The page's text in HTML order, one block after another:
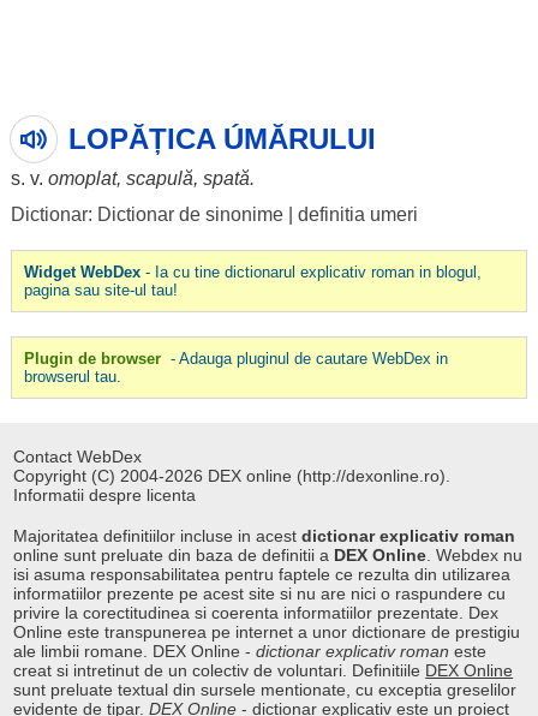
LOPĂȚICA ÚMĂRULUI
s. v. omoplat, scapulă, spată.
Dictionar: Dictionar de sinonime| definitia umeri
Widget WebDex- Ia cu tine dictionarul explicativ roman in blogul,
pagina sau site-ul tau!
Plugin de browser - Adauga pluginul de cautare WebDex in
browserul tau.
Contact WebDex
Copyright (C) 2004-2026 DEX online (http://dexonline.ro).
Informatii despre licenta
Majoritatea definitiilor incluse in acestdictionar explicativ roman
online sunt preluate din baza de definitii a DEX Online . Webdex nu
isi asuma responsabilitatea pentru faptele ce rezulta din utilizarea
informatiilor prezente pe acest site si nu are nici o raspundere cu
privire la corectitudinea si coerenta informatiilor prezentate. Dex
Online este transpunerea pe internet a unor dictionare de prestigiu
ale limbii romane. DEX Online -dictionar explicativ roman este
creat si intretinut de un colectiv de voluntari. Definitiile DEX Online
sunt preluate textual din sursele mentionate, cu exceptia greselilor
evidente de tipar.DEX Online -dictionar explicativ este un proiect